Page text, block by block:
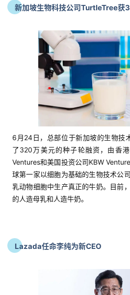
新加坡生物科技公司TurtleTree获
6月24日，总部位于新加坡的生物技
了320万美元的种子轮融资，由香
Ventures和美国投资公司KBW
球第一家以细胞为基础的生物技术公
乳动物细胞中生产真正的牛奶。目前
的人造母乳和人造牛奶。
Lazada任命李纯为新CEO